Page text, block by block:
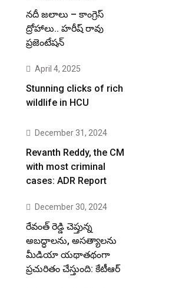
నదీ జలాలు – కాంగ్రెస్
ద్రోహాలు.. హరీష్ రావు
ప్రజెంటేషన్
April 4, 2025
Stunning clicks of rich
wildlife in HCU
December 31, 2024
Revanth Reddy, the CM
with most criminal
cases: ADR Report
December 30, 2024
రేవంత్ రెడ్డి చెప్తున్న
అబద్ధాలను, అసత్యాలను
మీడియా యథాతథంగా
ప్రచురితం చేస్తుంది: కేటీఆర్